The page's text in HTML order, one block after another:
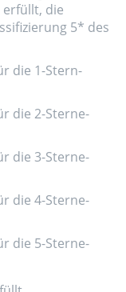
erfüllt, die
5* des
die 1-Stern-
die 2-Sterne-
die 3-Sterne-
die 4-Sterne-
die 5-Sterne-